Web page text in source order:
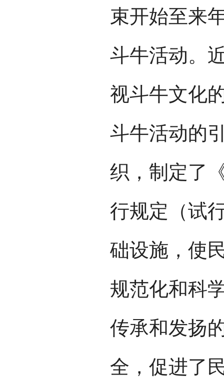
束开始至来
斗牛活动。
视斗牛文化
斗牛活动的
织，制定了
行规定（试
础设施，使
规范化和科
传承和发扬
全，促进了